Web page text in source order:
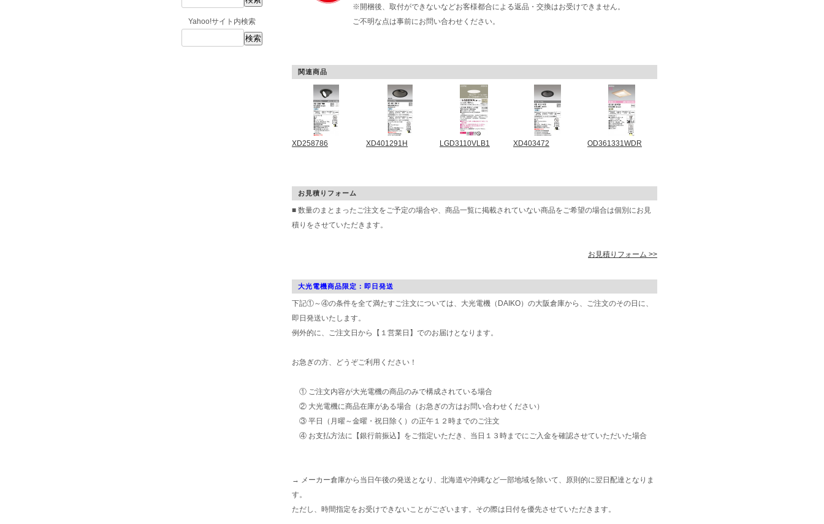
Yahoo!サイト内検索
※開梱後、取付ができないなどお客様都合による返品・交換はお受けできません。
ご不明な点は事前にお問い合わせください。
関連商品
XD258786 XD401291H LGD3110VLB1 XD403472 OD361331WDR
お見積りフォーム
■ 数量のまとまったご注文をご予定の場合や、商品一覧に掲載されていない商品をご希望の場合は個別にお見
積りをさせていただきます。
お見積りフォーム >>
大光電機商品限定：即日発送
下記①～④の条件を全て満たすご注文については、大光電機（DAIKO）の大阪倉庫から、ご注文のその日に、
即日発送いたします。
例外的に、ご注文日から【１営業日】でのお届けとなります。
お急ぎの方、どうぞご利用ください！
① ご注文内容が大光電機の商品のみで構成されている場合
② 大光電機に商品在庫がある場合（お急ぎの方はお問い合わせください）
③ 平日（月曜～金曜・祝日除く）の正午１２時までのご注文
④ お支払方法に【銀行前振込】をご指定いただき、当日１３時までにご入金を確認させていただいた場合
→ メーカー倉庫から当日午後の発送となり、北海道や沖縄など一部地域を除いて、原則的に翌日配達となりま
す。
ただし、時間指定をお受けできないことがございます。その際は日付を優先させていただきます。